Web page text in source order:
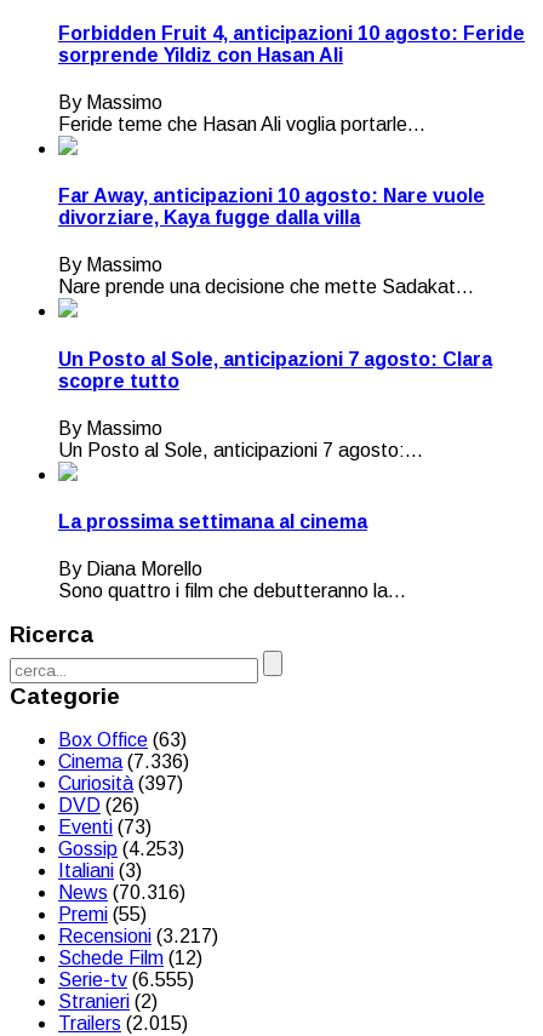
Forbidden Fruit 4, anticipazioni 10 agosto: Feride
sorprende Yildiz con Hasan Ali
By Massimo
Feride teme che Hasan Ali voglia portarle...
Far Away, anticipazioni 10 agosto: Nare vuole
divorziare, Kaya fugge dalla villa
By Massimo
Nare prende una decisione che mette Sadakat...
Un Posto al Sole, anticipazioni 7 agosto: Clara
scopre tutto
By Massimo
Un Posto al Sole, anticipazioni 7 agosto:...
La prossima settimana al cinema
By Diana Morello
Sono quattro i film che debutteranno la...
Ricerca
Categorie
Box Office (63)
Cinema (7.336)
Curiosità (397)
DVD (26)
Eventi (73)
Gossip (4.253)
Italiani (3)
News (70.316)
Premi (55)
Recensioni (3.217)
Schede Film (12)
Serie-tv (6.555)
Stranieri (2)
Trailers (2.015)